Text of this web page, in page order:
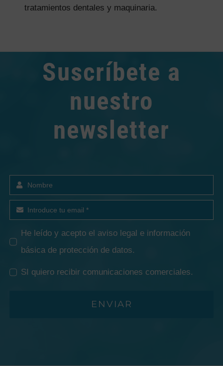
tratamientos dentales y maquinaria.
Suscríbete a
nuestro
newsletter
He leído y acepto el aviso legal e información
básica de protección de datos.
SI quiero recibir comunicaciones comerciales.
ENVIAR